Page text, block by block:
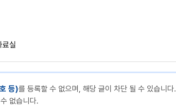
실
등)를 등록할 수 없으며, 해당 글이 차단 될 수 있습니다.
없습니다.